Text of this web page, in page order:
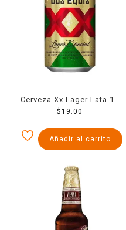
Cerveza Xx Lager Lata 12
Ozs
$19.00
Añadir al carrito